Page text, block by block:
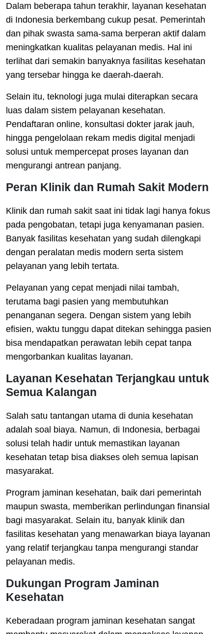
Dalam beberapa tahun terakhir, layanan kesehatan
di Indonesia berkembang cukup pesat. Pemerintah
dan pihak swasta sama-sama berperan aktif dalam
meningkatkan kualitas pelayanan medis. Hal ini
terlihat dari semakin banyaknya fasilitas kesehatan
yang tersebar hingga ke daerah-daerah.
Selain itu, teknologi juga mulai diterapkan secara
luas dalam sistem pelayanan kesehatan.
Pendaftaran online, konsultasi dokter jarak jauh,
hingga pengelolaan rekam medis digital menjadi
solusi untuk mempercepat proses layanan dan
mengurangi antrean panjang.
Peran Klinik dan Rumah Sakit Modern
Klinik dan rumah sakit saat ini tidak lagi hanya fokus
pada pengobatan, tetapi juga kenyamanan pasien.
Banyak fasilitas kesehatan yang sudah dilengkapi
dengan peralatan medis modern serta sistem
pelayanan yang lebih tertata.
Pelayanan yang cepat menjadi nilai tambah,
terutama bagi pasien yang membutuhkan
penanganan segera. Dengan sistem yang lebih
efisien, waktu tunggu dapat ditekan sehingga pasien
bisa mendapatkan perawatan lebih cepat tanpa
mengorbankan kualitas layanan.
Layanan Kesehatan Terjangkau untuk
Semua Kalangan
Salah satu tantangan utama di dunia kesehatan
adalah soal biaya. Namun, di Indonesia, berbagai
solusi telah hadir untuk memastikan layanan
kesehatan tetap bisa diakses oleh semua lapisan
masyarakat.
Program jaminan kesehatan, baik dari pemerintah
maupun swasta, memberikan perlindungan finansial
bagi masyarakat. Selain itu, banyak klinik dan
fasilitas kesehatan yang menawarkan biaya layanan
yang relatif terjangkau tanpa mengurangi standar
pelayanan medis.
Dukungan Program Jaminan
Kesehatan
Keberadaan program jaminan kesehatan sangat